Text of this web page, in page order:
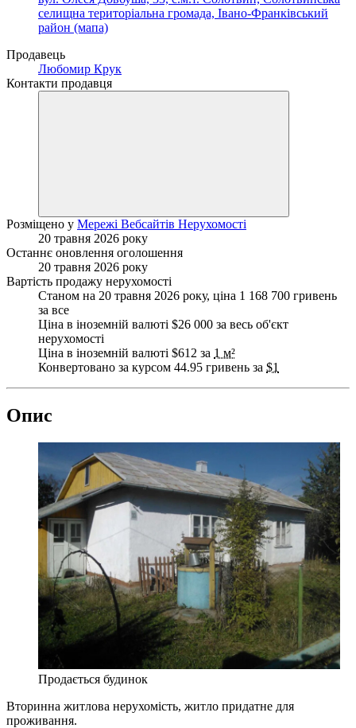
селищна територіальна громада, Івано-Франківський
район (мапа)
Продавець
Любомир Крук
Контакти продавця
Розміщено у Мережі Вебсайтів Нерухомості
20 травня 2026 року
Останнє оновлення оголошення
20 травня 2026 року
Вартість продажу нерухомості
Станом на 20 травня 2026 року, ціна 1 168 700 гривень
за все
Ціна в іноземній валюті $26 000 за весь об'єкт
нерухомості
Ціна в іноземній валюті $612 за 1 м²
Конвертовано за курсом 44.95 гривень за $1
Опис
Продається будинок
Вторинна житлова нерухомість, житло придатне для
проживання.